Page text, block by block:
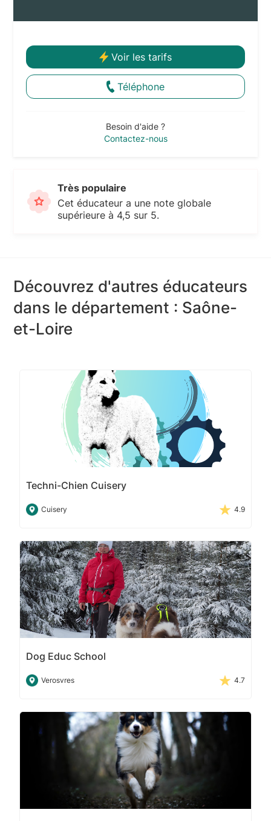
Voir les tarifs
Téléphone
Besoin d'aide ?
Contactez-nous
Très populaire
Cet éducateur a une note globale
supérieure à 4,5 sur 5.
Découvrez d'autres éducateurs
dans le département : Saône-
et-Loire
Techni-Chien Cuisery
Cuisery 4.9
Dog Educ School
Verosvres 4.7